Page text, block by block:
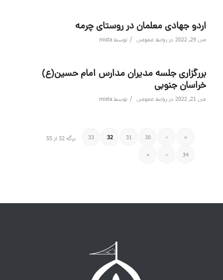
اردو جهادی معلمان در روستای چرمه
می 29, 2022 در روابط عمومی / توسط mista
بررگزاری جلسه مدیران مدارس امام حسین(ع)
خراسان جنوبی
می 21, 2022 در روابط عمومی / توسط mista
برگه 32 از 55 «
‹
30
31
32
33
34
›
»